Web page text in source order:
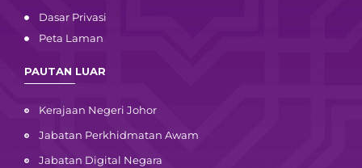
Dasar Privasi
Peta Laman
PAUTAN LUAR
Kerajaan Negeri Johor
Jabatan Perkhidmatan Awam
Jabatan Digital Negara